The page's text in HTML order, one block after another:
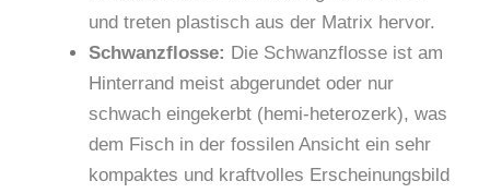
und treten plastisch aus der Matrix hervor.
Schwanzflosse: Die Schwanzflosse ist am
Hinterrand meist abgerundet oder nur
schwach eingekerbt (hemi-heterozerk), was
dem Fisch in der fossilen Ansicht ein sehr
kompaktes und kraftvolles Erscheinungsbild